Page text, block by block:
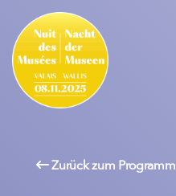
Zurück zum Programm